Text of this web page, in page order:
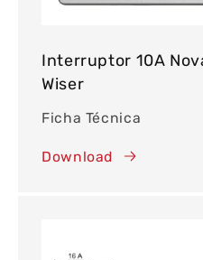
Interruptor 10A
Wiser
Ficha Técnica
Download